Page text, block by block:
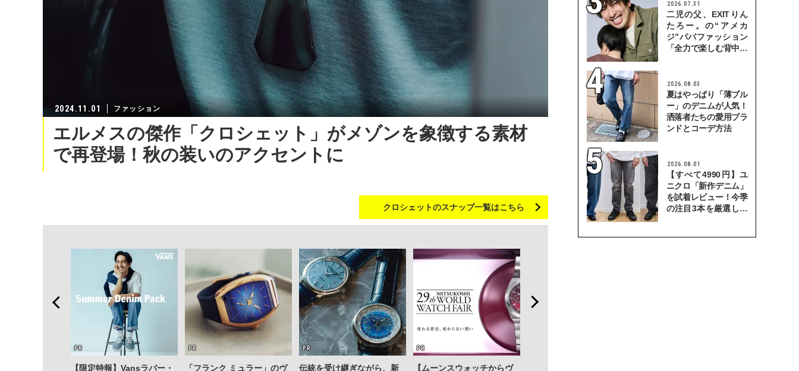
2024.11.01 ファッション
エルメスの傑作「クロシェット」がメゾンを象徴する素材
で再登場！秋の装いのアクセントに
クロシェットのスナップ一覧はこちら
【限定特報】Vansラバー・
「フランク ミュラー」のヴ
伝統を受け継ぎながら、新
【ムーンスウォッチからヴ
2026.07.31
二児の父、EXITりん
たろー。の“アメカ
ジ”パパファッション
「全力で楽しむ背中を
2026.08.03
夏はやっぱり「薄ブル
ー」のデニムが人気！
洒落者たちの愛用ブラ
ンドとコーデ方法
2026.08.01
【すべて4990円】ユ
ニクロ「新作デニム」
を試着レビュー！今季
の注目3本を厳選して